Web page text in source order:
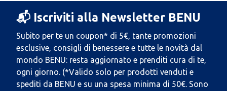
📬 Iscriviti alla Newsletter BENU
Subito per te un coupon* di 5€, tante promozioni
esclusive, consigli di benessere e tutte le novità dal
mondo BENU: resta aggiornato e prenditi cura di te,
ogni giorno. (*Valido solo per prodotti venduti e
spediti da BENU e su una spesa minima di 50€. Sono